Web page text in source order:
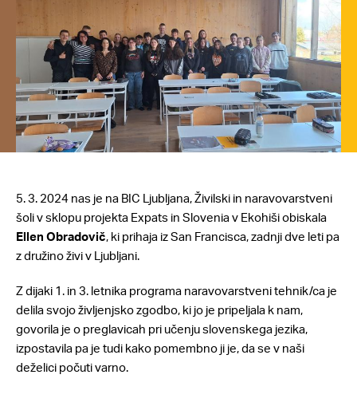
5. 3. 2024 nas je na BIC Ljubljana, Živilski in naravovarstveni
šoli v sklopu projekta Expats in Slovenia v Ekohiši obiskala
Ellen Obradovič, ki prihaja iz San Francisca, zadnji dve leti pa
z družino živi v Ljubljani.
Z dijaki 1. in 3. letnika programa naravovarstveni tehnik/ca je
delila svojo življenjsko zgodbo, ki jo je pripeljala k nam,
govorila je o preglavicah pri učenju slovenskega jezika,
izpostavila pa je tudi kako pomembno ji je, da se v naši
deželici počuti varno.